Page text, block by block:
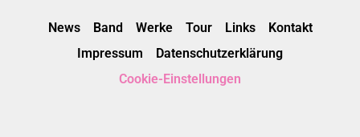
News Band Werke Tour Links
Kontakt
Impressum
Datenschutzerklärung
Cookie-Einstellungen